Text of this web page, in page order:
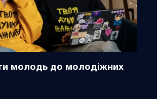
молодь до молодіжних